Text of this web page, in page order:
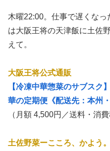
木曜22:00。仕事で遅くな
は大阪王将の天津飯に土佐
えて。
大阪王将公式通販
【冷凍中華惣菜のサブスク
華の定期便《配送先：本州
（月額 4,500円／送料・消費
土佐野菜ーこころ、かよう